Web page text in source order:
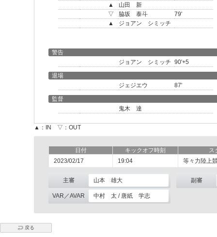
▲
山田 新
▽
脇坂 泰斗
79'
▲
ジョアン シミッチ
警告
ジョアン シミッチ 90'+5
退場
ジェジエウ
87'
監督
鬼木 達
▲：IN ▽：OUT
日付 キックオフ時刻
ス
2023/02/17
19:04 等々力陸上
主審 山本 雄大 副審
VAR／AVAR 中村 太 / 唐紙 学志
戻る